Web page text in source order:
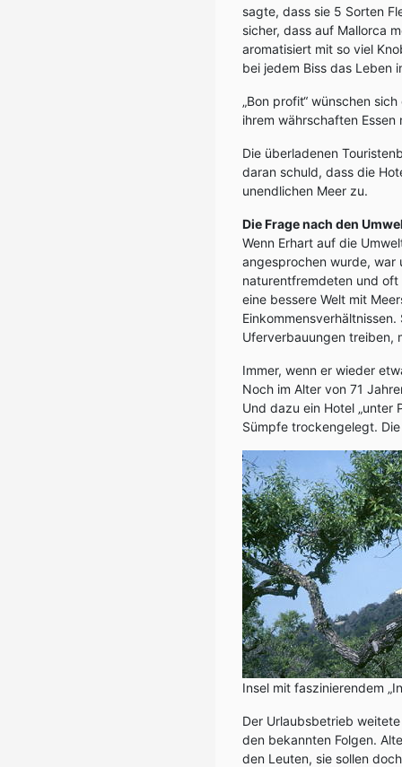
sagte, dass sie 5 Sorten
sicher, dass auf Mallorca
aromatisiert mit so viel
bei jedem Biss das Leben
„Bon profit“ wünschen
ihrem währschaften Essen
Die überladenen
daran schuld, dass die
unendlichen Meer zu.
Die Frage nach den
Wenn Erhart auf die
angesprochen wurde, war
naturentfremdeten und oft
eine bessere Welt mit
Uferverbauungen treiben,
Immer, wenn er wieder
Noch im Alter von 71
Und dazu ein Hotel „unter
Sümpfe trockengelegt.
Insel mit faszinierendem
Der Urlaubsbetrieb
den bekannten Folgen.
den Leuten, sie sollen